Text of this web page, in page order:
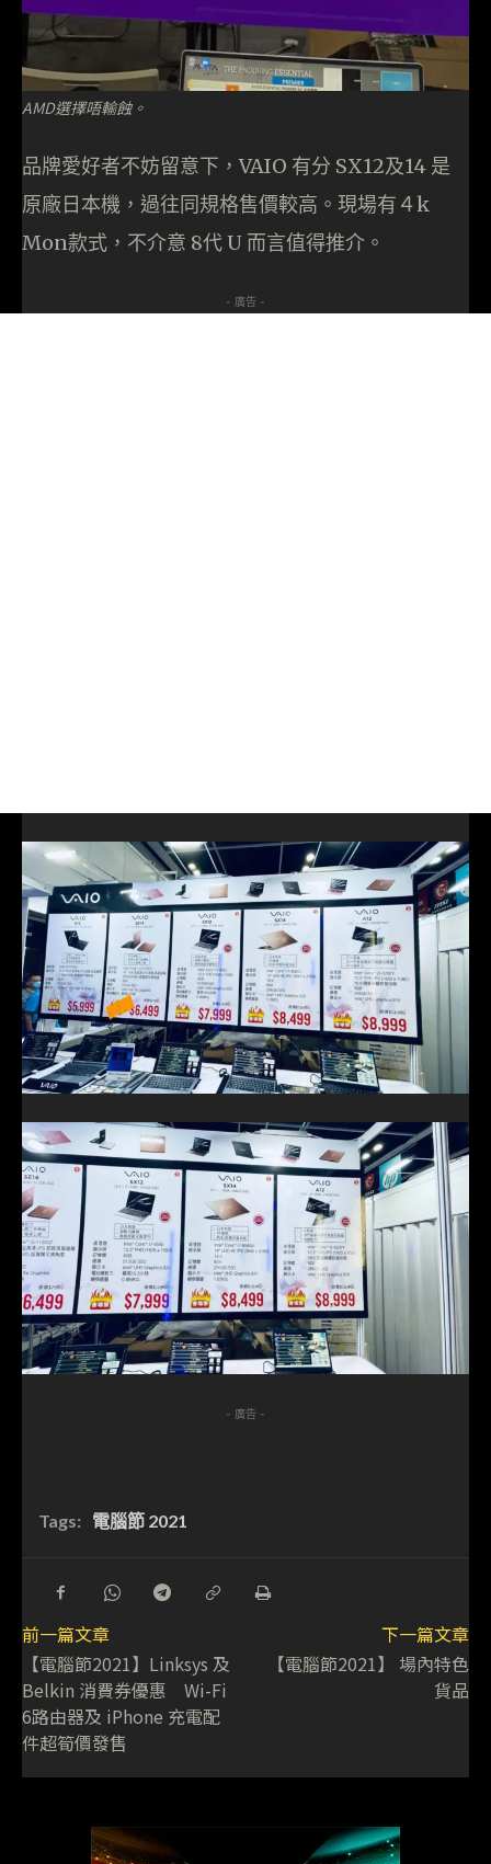
AMD選擇唔輸蝕。
品牌愛好者不妨留意下，VAIO 有分 SX12及14 是
原廠日本機，過往同規格售價較高。現場有４k
Mon款式，不介意 8代 U 而言值得推介。
- 廣告 -
- 廣告 -
Tags: 電腦節 2021
前一篇文章
【電腦節2021】Linksys 及
Belkin 消費券優惠 Wi-Fi
6路由器及 iPhone 充電配
件超筍價發售
下一篇文章
【電腦節2021】 場內特色
貨品